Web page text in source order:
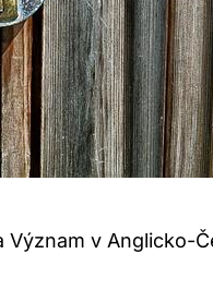
Význam v Anglicko-